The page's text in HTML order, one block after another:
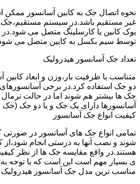
نحوه اتصال جک به کابین آسانسور
غیر مستقیم باشد.در سیستم
یوک کابین یا کارسلینگ متصل می
توسط سیم بکسل به کابین متصل می
تعداد جک آسانسور هیدرولیک
متناسب با ظرفیت بار،وزن و ابعاد کابین
دو جک استفاده کرد.در برخی
جک ها بیشتر هم شوند اما در حالت نرمال
آسانسورها دارای یک جک و یا دو جک (جک
کیفیت انواع جک آسانسور
تمامی انواع جک های آسانسور در صورتی
شوند و نصب آنها به درستی انجام شود،از
هستند.در واقع مقایسه جک ها از نظر
ی بسیار مهم است این است که با توجه
مناسب ترین مدل جک آسانسور هیدرولیک